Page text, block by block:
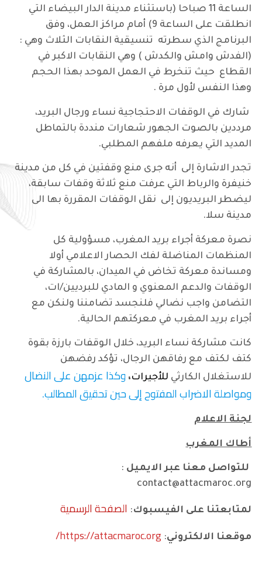
الساعة 11 صباحا (باستثناء مدينة الدار البيضاء التي
انطلقت على الساعة 9) أمام مراكز العمل، وفق
البرنامج الذي سطرته تنسيقية النقابات الثلاث وهي :
(الفدش وامش والكدش ) وهي النقابات الاكبر في
القطاع حيث تنخرط في العمل الموحد بهذا الحجم
وهذا النفس لأول مرة .
شارك في الوقفات الاحتجاجية نساء ورجال البريد،
مرددين بالصوت الجهور شعارات منددة بالتماطل
المديد التي يعرفه ملفهم المطلبي.
تجدر الاشارة إلى أنه جرى منع وقفتين في كل من مدينة
خنيفرة والرباط التي عرفت منع ثلاثة وقفات سابقة،
ليضطر البريديون إلى نقل الوقفات المقررة بها الى
مدينة سلا.
نصرة معركة أجراء بريد المغرب، مسؤولية كل
المنظمات المناضلة لفك الحصار الاعلامي أولا
ومساندة معركة تخاض في الميدان، بالمشاركة في
الوقفات والدعم المعنوي و المادي للبرديين/ات،
التضامن واجب نضالي فلنجسد تضامننا ولنكن مع
أجراء بريد المغرب في معركتهم الحالية.
كانت مشاركة نساء البريد، خلال الوقفات بارزة بقوة
كتف لكتف مع رفاقهن الرجال، تؤكد رفضهن
للاستغلال الكارثي للأجيرات، وكذا عزمهن على النضال
ومواصلة الاضراب المفتوح إلى حين تحقيق المطالب.
لجنة الاعلام
أطاك المغرب
للتواصل معنا عبر الايميل :
contact@attacmaroc.org
لمتابعتنا على الفيسبوك: الصفحة الرسمية
موقعنا الالكتروني:
https://attacmaroc.org/